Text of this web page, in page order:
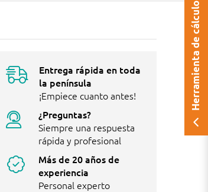
Entrega rápida en toda
la península
¡Empiece cuanto antes!
¿Preguntas?
Siempre una respuesta
rápida y profesional
Más de 20 años de
experiencia
Personal experto
Herramienta de cálculo